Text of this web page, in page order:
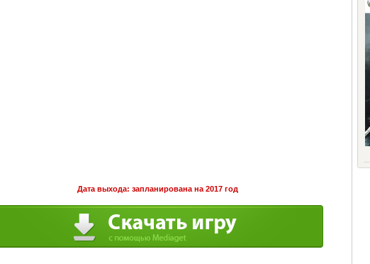
Дата выхода: запланирована на 2017 год